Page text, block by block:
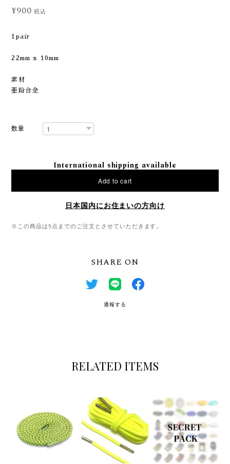
¥900 税込
1pair
22mm x 10mm
素材
亜鉛合金
数量
International shipping available
Add to cart
日本国内にお住まいの方向け
※この商品は5点までのご注文とさせていただきます。
SHARE ON
通報する
RELATED ITEMS